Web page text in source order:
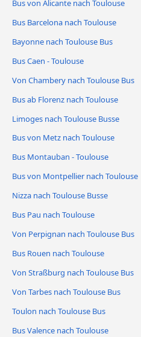
Bus von Alicante nach Toulouse
Bus Barcelona nach Toulouse
Bayonne nach Toulouse Bus
Bus Caen - Toulouse
Von Chambery nach Toulouse Bus
Bus ab Florenz nach Toulouse
Limoges nach Toulouse Busse
Bus von Metz nach Toulouse
Bus Montauban - Toulouse
Bus von Montpellier nach Toulouse
Nizza nach Toulouse Busse
Bus Pau nach Toulouse
Von Perpignan nach Toulouse Bus
Bus Rouen nach Toulouse
Von Straßburg nach Toulouse Bus
Von Tarbes nach Toulouse Bus
Toulon nach Toulouse Bus
Bus Valence nach Toulouse